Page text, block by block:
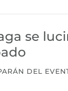
se
DEL